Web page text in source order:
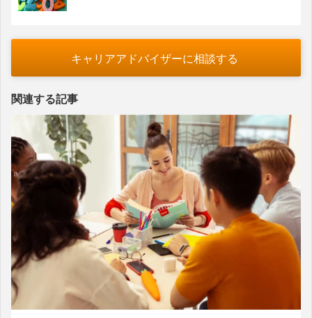
キャリアアドバイザーに相談する
関連する記事